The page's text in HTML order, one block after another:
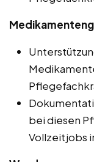
bei diesen
Vollzeitjobs